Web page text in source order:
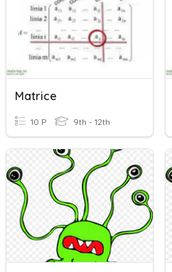
Matrice
10 P 9th - 12th